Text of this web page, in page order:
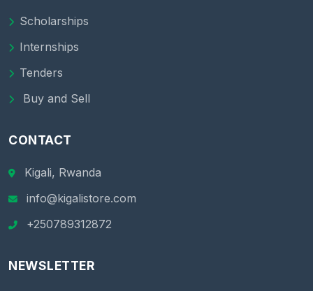
Scholarships
Internships
Tenders
Buy and Sell
CONTACT
Kigali, Rwanda
info@kigalistore.com
+250789312872
NEWSLETTER